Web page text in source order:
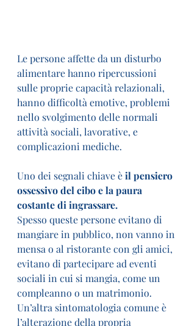
Le persone affette da un disturbo
alimentare hanno ripercussioni
sulle proprie capacità relazionali,
hanno difficoltà emotive, problemi
nello svolgimento delle normali
attività sociali, lavorative, e
complicazioni mediche.
Uno dei segnali chiave è il pensiero
ossessivo del cibo e la paura
costante di ingrassare.
Spesso queste persone evitano di
mangiare in pubblico, non vanno in
mensa o al ristorante con gli amici,
evitano di partecipare ad eventi
sociali in cui si mangia, come un
compleanno o un matrimonio.
Un’altra sintomatologia comune è
l’alterazione della propria